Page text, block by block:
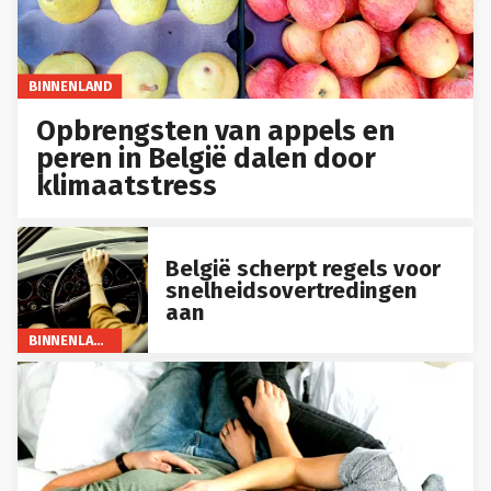
BINNENLAND
Opbrengsten van appels en
peren in België dalen door
klimaatstress
BINNENLAND
België scherpt regels voor
snelheidsovertredingen
aan